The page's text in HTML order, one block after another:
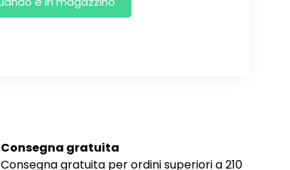
Consegna gratuita
Consegna gratuita per ordini superiori a 210